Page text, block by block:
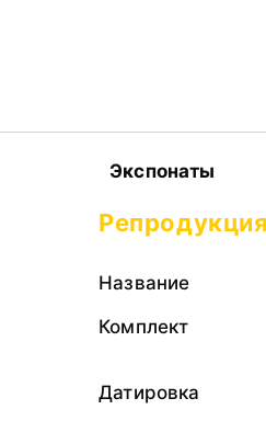
Экспонаты
Название
Комплект
Датировка